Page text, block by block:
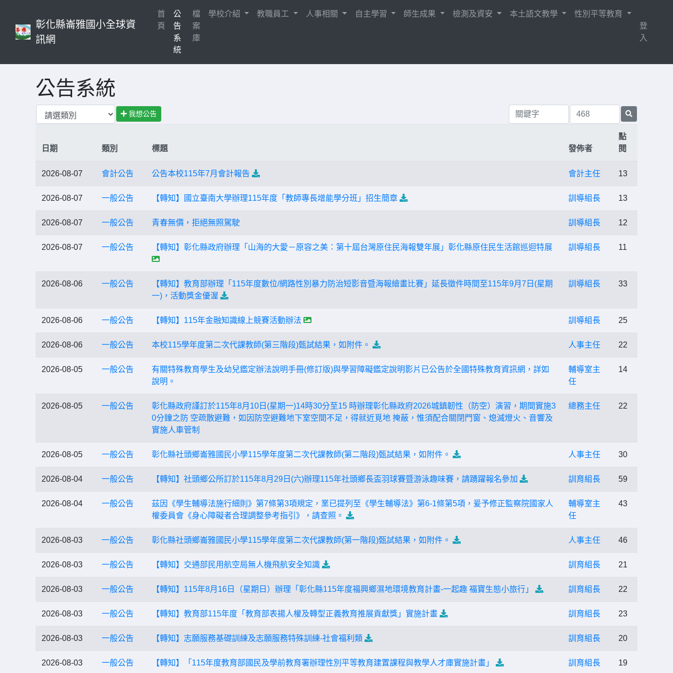
彰化縣崙雅國小全球資
訊網
首
頁 (current)
公
告
系
統
檔
案
庫
學校介紹 教職員工 人事相關 自主學習 師生成果 檢測及資安 本土語文教學
性別平等教育
登
入
公告系統
我想公告
日期 類別 標題 發佈者
點
閱
2026-08-07 會計公告 公告本校115年7月會計報告 會計主任 13
2026-08-07 一般公告 【轉知】國立臺南大學辦理115年度「教師專長增能學分班」招生簡章 訓導組長 13
2026-08-07 一般公告 青春無價，拒絕無照駕駛 訓導組長 12
2026-08-07 一般公告 【轉知】彰化縣政府辦理「山海的大愛－原容之美：第十屆台灣原住民海報雙年展」彰化縣原住民生活館巡迴特展 訓導組長 11
2026-08-06 一般公告
【轉知】教育部辦理「115年度數位/網路性別暴力防治短影音暨海報繪畫比賽」延長徵件時間至115年9月7日(星期
一)，活動獎金優渥
訓導組長 33
2026-08-06 一般公告 【轉知】115年金融知識線上競賽活動辦法 訓導組長 25
2026-08-06 一般公告 本校115學年度第二次代課教師(第三階段)甄試結果，如附件。 人事主任 22
2026-08-05 一般公告
有關特殊教育學生及幼兒鑑定辦法說明手冊(修訂版)與學習障礙鑑定說明影片已公告於全國特殊教育資訊網，詳如
說明。
輔導室主
任
14
2026-08-05 一般公告
彰化縣政府謹訂於115年8月10日(星期一)14時30分至15 時辦理彰化縣政府2026城鎮韌性（防空）演習，期間實施3
0分鐘之防 空疏散避難，如因防空避難地下室空間不足，得就近覓地 掩蔽，惟須配合關閉門窗、熄滅燈火、音響及
實施人車管制
總務主任 22
2026-08-05 一般公告 彰化縣社頭鄉崙雅國民小學115學年度第二次代課教師(第二階段)甄試結果，如附件。 人事主任 30
2026-08-04 一般公告 【轉知】社頭鄉公所訂於115年8月29日(六)辦理115年社頭鄉長盃羽球賽暨游泳趣味賽，請踴躍報名參加 訓育組長 59
2026-08-04 一般公告
茲因《學生輔導法施行細則》第7條第3項規定，業已提列至《學生輔導法》第6-1條第5項，爰予修正監察院國家人
權委員會《身心障礙者合理調整參考指引》，請查照。
輔導室主
任
43
2026-08-03 一般公告 彰化縣社頭鄉崙雅國民小學115學年度第二次代課教師(第一階段)甄試結果，如附件。 人事主任 46
2026-08-03 一般公告 【轉知】交通部民用航空局無人機飛航安全知識 訓育組長 21
2026-08-03 一般公告 【轉知】115年8月16日（星期日）辦理「彰化縣115年度福興鄉濕地環境教育計畫-一起趣 福寶生態小旅行」 訓育組長 22
2026-08-03 一般公告 【轉知】教育部115年度「教育部表揚人權及轉型正義教育推展貢獻獎」實施計畫 訓育組長 23
2026-08-03 一般公告 【轉知】志願服務基礎訓練及志願服務特殊訓練-社會福利類 訓育組長 20
2026-08-03 一般公告 【轉知】「115年度教育部國民及學前教育署辦理性別平等教育建置課程與教學人才庫實施計畫」 訓育組長 19